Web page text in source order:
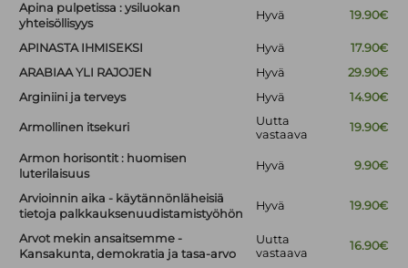
Apina pulpetissa : ysiluokan
yhteisöllisyys
Hyvä 19.90€
APINASTA IHMISEKSI Hyvä
17.90€
ARABIAA YLI RAJOJEN
Hyvä
29.90€
Arginiini ja terveys
Hyvä 14.90€
Armollinen itsekuri
Uutta
vastaava
19.90€
Armon horisontit : huomisen
luterilaisuus
Hyvä 9.90€
Arvioinnin aika - käytännönläheisiä
tietoja palkkauksenuudistamistyöhön
Hyvä 19.90€
Arvot mekin ansaitsemme -
Kansakunta, demokratia ja tasa-arvo
Uutta
vastaava
16.90€